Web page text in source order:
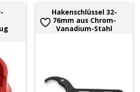
Hakenschlüssel 32-
76mm aus Chrom-
Vanadium-Stahl